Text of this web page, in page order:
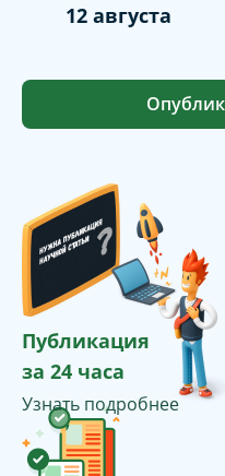
12 августа
Публикация
за 24 часа
Узнать подробнее